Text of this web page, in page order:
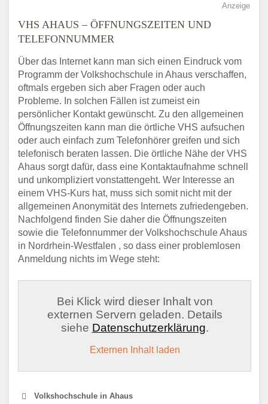
Anzeige
VHS AHAUS – ÖFFNUNGSZEITEN UND
TELEFONNUMMER
Über das Internet kann man sich einen Eindruck vom
Programm der Volkshochschule in Ahaus verschaffen,
oftmals ergeben sich aber Fragen oder auch
Probleme. In solchen Fällen ist zumeist ein
persönlicher Kontakt gewünscht. Zu den allgemeinen
Öffnungszeiten kann man die örtliche VHS aufsuchen
oder auch einfach zum Telefonhörer greifen und sich
telefonisch beraten lassen. Die örtliche Nähe der VHS
Ahaus sorgt dafür, dass eine Kontaktaufnahme schnell
und unkompliziert vonstattengeht. Wer Interesse an
einem VHS-Kurs hat, muss sich somit nicht mit der
allgemeinen Anonymität des Internets zufriedengeben.
Nachfolgend finden Sie daher die Öffnungszeiten
sowie die Telefonnummer der Volkshochschule Ahaus
in Nordrhein-Westfalen , so dass einer problemlosen
Anmeldung nichts im Wege steht:
Bei Klick wird dieser Inhalt von
externen Servern geladen. Details
siehe Datenschutzerklärung.
Externen Inhalt laden
Volkshochschule in Ahaus